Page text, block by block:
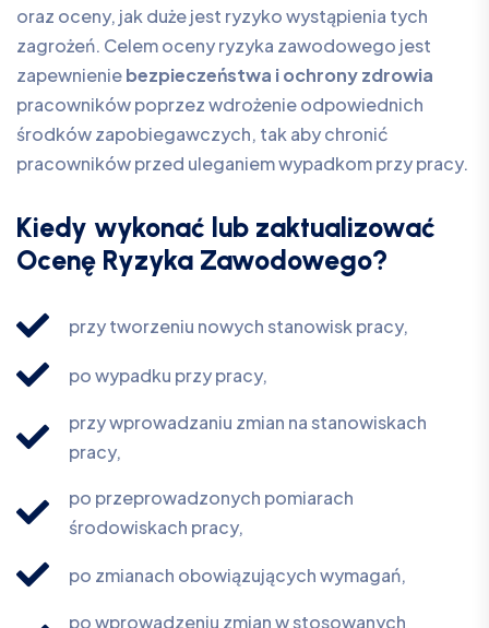
oraz oceny, jak duże jest ryzyko wystąpienia tych
zagrożeń. Celem oceny ryzyka zawodowego jest
zapewnieniebezpieczeństwa i ochrony zdrowia
pracowników poprzez wdrożenie odpowiednich
środków zapobiegawczych, tak aby chronić
pracowników przed uleganiem wypadkom przy pracy.
Kiedy wykonać lub zaktualizować
Ocenę Ryzyka Zawodowego?
przy tworzeniu nowych stanowisk pracy,
po wypadku przy pracy,
przy wprowadzaniu zmian na stanowiskach
pracy,
po przeprowadzonych pomiarach
środowiskach pracy,
po zmianach obowiązujących wymagań,
po wprowadzeniu zmian w stosowanych